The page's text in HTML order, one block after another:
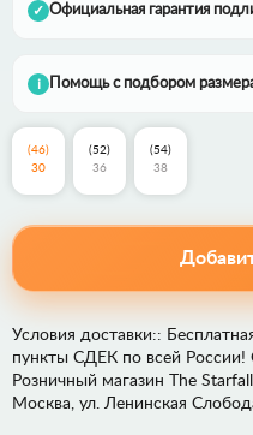
✓ Официальная гарантия
i Помощь с подбором
30
(46)
36
(52)
38
(54)
Условия доставки::
пункты СДЕК по всей России!
Розничный магазин The
Москва, ул. Ленинская